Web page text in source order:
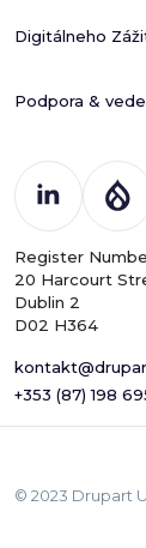
Digitálneho
Podpora &
Register
20 Harcourt
Dublin 2
D02 H364
+353 (87) 198
© 2023 Drupart